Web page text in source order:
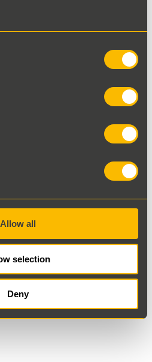
Allow all
selection
Deny
van onze specialist
voorraad